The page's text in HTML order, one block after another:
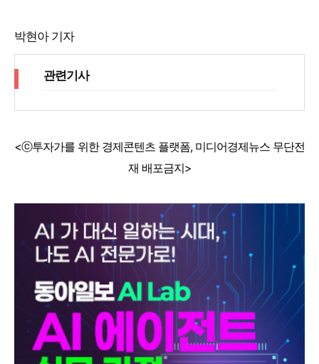
박현아 기자
관련기사
<ⓒ투자가를 위한 경제콘텐츠 플랫폼, 미디어경제뉴스 무단전
재 배포금지>